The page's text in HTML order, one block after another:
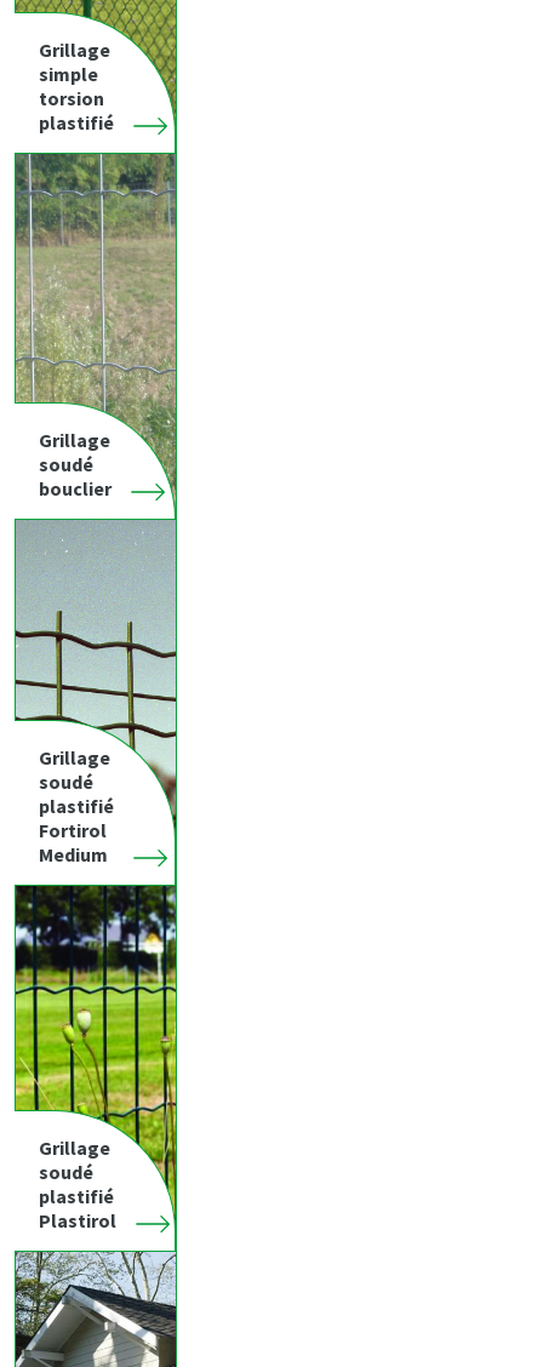
Grillage
simple
torsion
plastifié
Grillage
soudé
bouclier
Grillage
soudé
plastifié
Fortirol
Medium
Grillage
soudé
plastifié
Plastirol